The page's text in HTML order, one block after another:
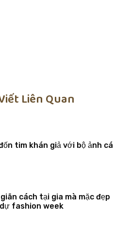
Liên Quan
tim khán giả với bộ ảnh cá
cách tại gia mà mặc đẹp
fashion week